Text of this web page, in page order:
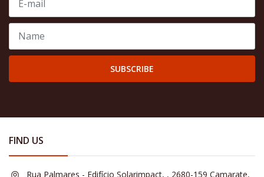
SUBSCRIBE
FIND US
Rua Palmares - Edifício Solarimpact, , 2680-159 Camarate,